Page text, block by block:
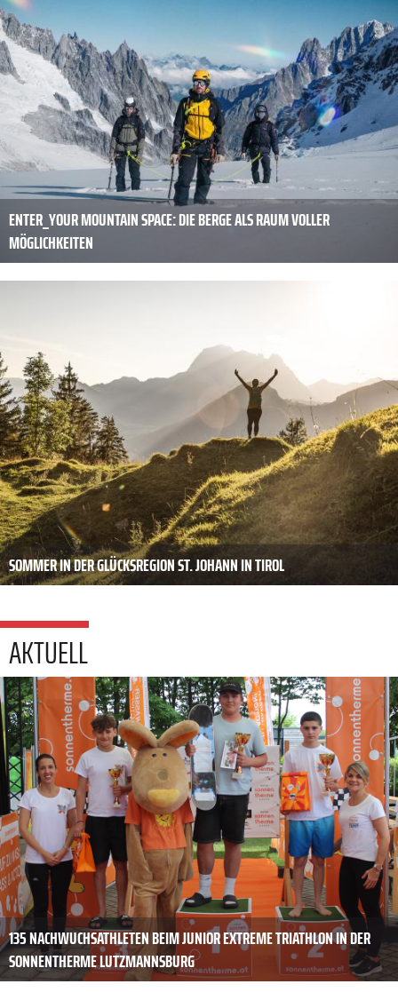
ENTER_YOUR MOUNTAIN SPACE: DIE BERGE ALS RAUM VOLLER
MÖGLICHKEITEN
SOMMER IN DER GLÜCKSREGION ST. JOHANN IN TIROL
AKTUELL
135 NACHWUCHSATHLETEN BEIM JUNIOR EXTREME TRIATHLON IN DER
SONNENTHERME LUTZMANNSBURG